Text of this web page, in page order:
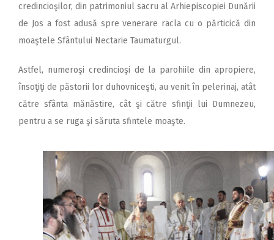
credincioşilor, din patrimoniul sacru al Arhiepiscopiei Dunării
de Jos a fost adusă spre venerare racla cu o părticică din
moaştele Sfântului Nectarie Taumaturgul.
Astfel, numeroşi credincioşi de la parohiile din apropiere,
însoţiţi de păstorii lor duhovniceşti, au venit în pelerinaj, atât
către sfânta mănăstire, cât şi către sfinţii lui Dumnezeu,
pentru a se ruga şi săruta sfintele moaşte.